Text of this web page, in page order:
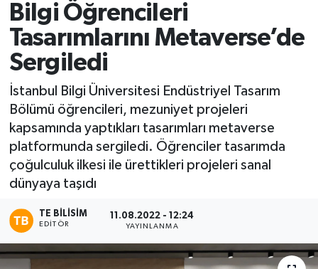
Bilgi Öğrencileri
Tasarımlarını Metaverse’de
Sergiledi
İstanbul Bilgi Üniversitesi Endüstriyel Tasarım
Bölümü öğrencileri, mezuniyet projeleri
kapsamında yaptıkları tasarımları metaverse
platformunda sergiledi. Öğrenciler tasarımda
çoğulculuk ilkesi ile ürettikleri projeleri sanal
dünyaya taşıdı
TE BILISIM
EDITÖR
11.08.2022 - 12:24
YAYINLANMA